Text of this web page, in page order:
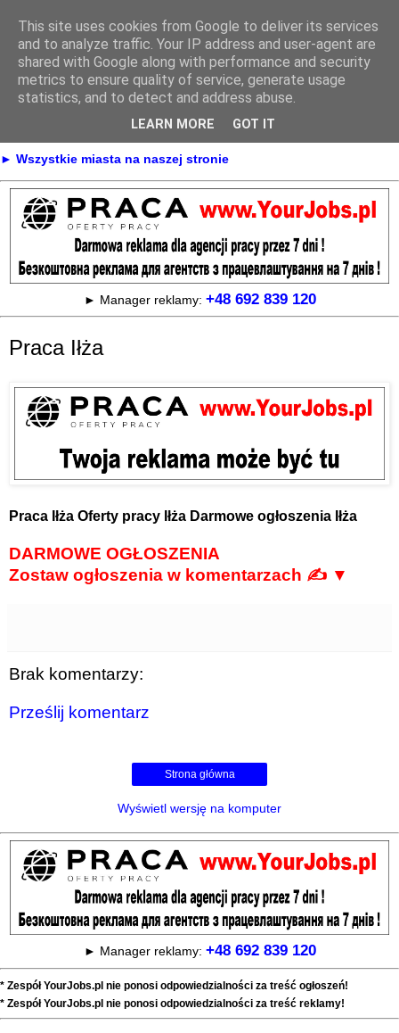
Praca
► KONTAKT ► REKLAMA
► Praca Oferty pracy na terenie całej Polski
► Wszystkie miasta na naszej stronie
► Manager reklamy: +48 692 839 120
Praca Iłża
Praca Iłża Oferty pracy Iłża Darmowe ogłoszenia Iłża
DARMOWE OGŁOSZENIA
Zostaw ogłoszenia w komentarzach ✍ ▼
Brak komentarzy:
Prześlij komentarz
Strona główna
Wyświetl wersję na komputer
► Manager reklamy: +48 692 839 120
* Zespół YourJobs.pl nie ponosi odpowiedzialności za treść ogłoszeń!
* Zespół YourJobs.pl nie ponosi odpowiedzialności za treść reklamy!
This site uses cookies from Google to deliver its services
and to analyze traffic. Your IP address and user-agent are
shared with Google along with performance and security
metrics to ensure quality of service, generate usage
statistics, and to detect and address abuse.
LEARN MORE GOT IT